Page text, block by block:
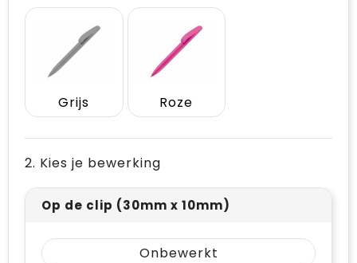
Schrijfwaren
Sleutelhangers en Lanyards
Snoepgoed
Spellen voor binnen en buiten
Sport
Veiligheid, Auto en Fiets
Vrije tijd en Strand
Schoenentassen
Schoudertassen
Sporttassen
Strandtassen
Toilettassen
Waterbestendige tassen
Draagtassen
Grijs Roze
2. Kies je bewerking
Op de clip (30mm x 10mm)
Onbewerkt